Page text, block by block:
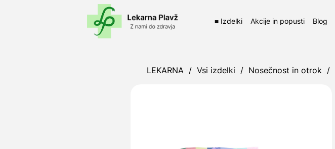
≡ Izdelki Akcije in popusti Blog
LEKARNA / Vsi izdelki / Nosečnost in otrok /